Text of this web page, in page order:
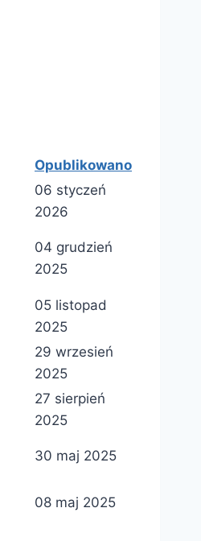
Opublikowano
06 styczeń
2026
04 grudzień
2025
05 listopad
2025
29 wrzesień
2025
27 sierpień
2025
30 maj 2025
08 maj 2025